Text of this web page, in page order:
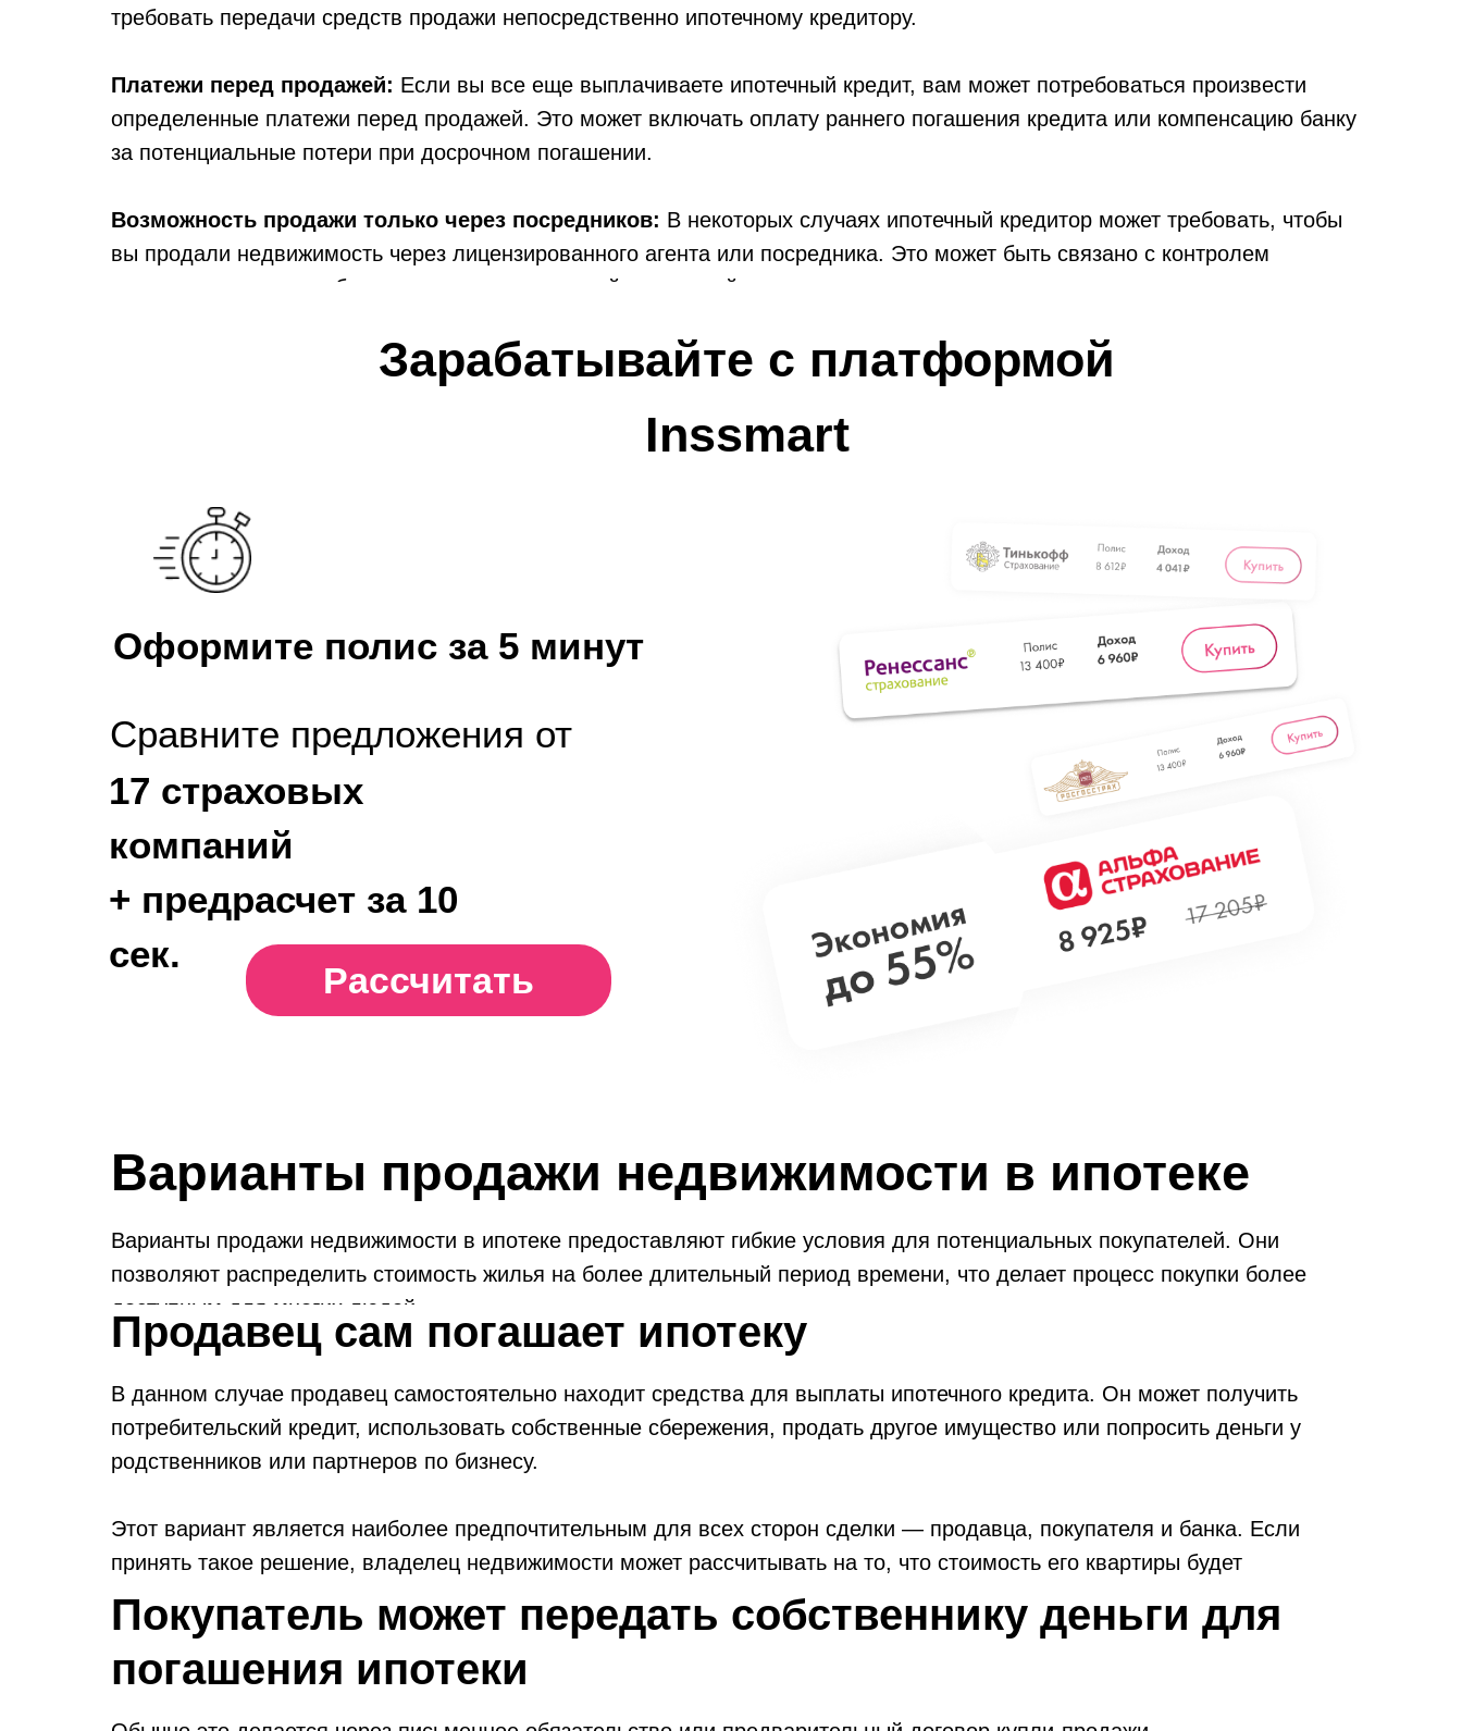
требовать передачи средств продажи непосредственно ипотечному кредитору.
Платежи перед продажей: Если вы все еще выплачиваете ипотечный кредит, вам может потребоваться произвести
определенные платежи перед продажей. Это может включать оплату раннего погашения кредита или компенсацию банку
за потенциальные потери при досрочном погашении.
Возможность продажи только через посредников: В некоторых случаях ипотечный кредитор может требовать, чтобы
вы продали недвижимость через лицензированного агента или посредника. Это может быть связано с контролем
процесса продажи и обеспечением максимальной возможной суммы продажи для погашения задолженности.
Оформите полис за 5 минут
Сравните предложения от
17 страховых
компаний
+ предрасчет за 10
сек.
Рассчитать
Зарабатывайте с платформой
Inssmart
Варианты продажи недвижимости в ипотеке
Варианты продажи недвижимости в ипотеке предоставляют гибкие условия для потенциальных покупателей. Они
позволяют распределить стоимость жилья на более длительный период времени, что делает процесс покупки более
доступным для многих людей.
Продавец сам погашает ипотеку
В данном случае продавец самостоятельно находит средства для выплаты ипотечного кредита. Он может получить
потребительский кредит, использовать собственные сбережения, продать другое имущество или попросить деньги у
родственников или партнеров по бизнесу.
Этот вариант является наиболее предпочтительным для всех сторон сделки — продавца, покупателя и банка. Если
принять такое решение, владелец недвижимости может рассчитывать на то, что стоимость его квартиры будет
соответствовать текущему спросу на рынке. Ведь имущество уже не будет обременено ипотекой. Покупатель будет нести
меньше рисков при заключении сделки.
Покупатель может передать собственнику деньги для
погашения ипотеки